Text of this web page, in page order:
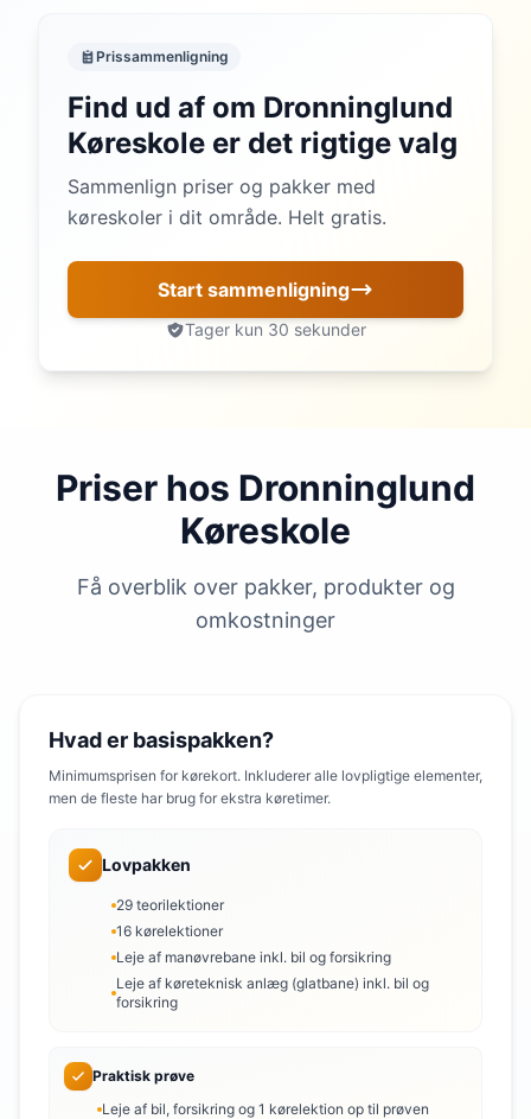
Prissammenligning
Find ud af om Dronninglund
Køreskole er det rigtige valg
Sammenlign priser og pakker med
køreskoler i dit område. Helt gratis.
Start sammenligning
Tager kun 30 sekunder
Priser hos Dronninglund
Køreskole
Få overblik over pakker, produkter og
omkostninger
Hvad er basispakken?
Minimumsprisen for kørekort. Inkluderer alle lovpligtige elementer,
men de fleste har brug for ekstra køretimer.
Lovpakken
29 teorilektioner
16 kørelektioner
Leje af manøvrebane inkl. bil og forsikring
Leje af køreteknisk anlæg (glatbane) inkl. bil og
forsikring
Praktisk prøve
Leje af bil, forsikring og 1 kørelektion op til prøven